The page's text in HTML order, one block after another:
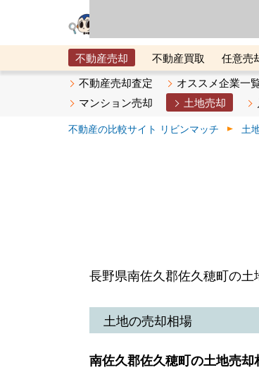
不動産売却 不動産買取 任意売
メタ住宅展示場
ベスト不動産カンパ
不動産売却査定 オススメ企業一
マンション売却
土地売却
不動産の比較サイト リビンマッチ 土
長野県南佐久郡佐久穂町の土
土地の売却相場
南佐久郡佐久穂町の土地売却